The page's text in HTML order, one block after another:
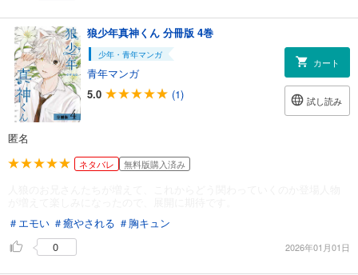
狼少年真神くん 分冊版 4巻
少年・青年マンガ
青年マンガ
5.0
(1)
カート
試し読み
匿名
ネタバレ 無料版購入済み
＃エモい ＃癒やされる ＃胸キュン
0
2026年01月01日